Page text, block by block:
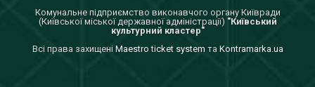
Комунальне підприємство виконавчого органу Київради
(Київської міської державної адміністрації) "Київський
культурний кластер"
Всi права захищенi Maestro ticket system та Kontramarka.ua